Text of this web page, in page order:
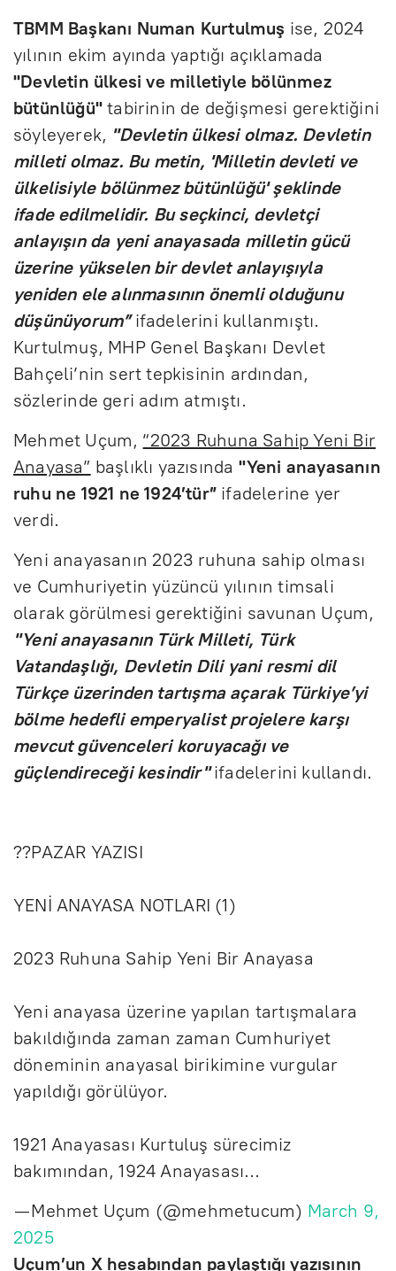
TBMM Başkanı Numan Kurtulmuş ise, 2024
yılının ekim ayında yaptığı açıklamada
"Devletin ülkesi ve milletiyle bölünmez
bütünlüğü" tabirinin de değişmesi gerektiğini
söyleyerek, "Devletin ülkesi olmaz. Devletin
milleti olmaz. Bu metin, 'Milletin devleti ve
ülkelisiyle bölünmez bütünlüğü' şeklinde
ifade edilmelidir. Bu seçkinci, devletçi
anlayışın da yeni anayasada milletin gücü
üzerine yükselen bir devlet anlayışıyla
yeniden ele alınmasının önemli olduğunu
düşünüyorum”ifadelerini kullanmıştı.
Kurtulmuş, MHP Genel Başkanı Devlet
Bahçeli’nin sert tepkisinin ardından,
sözlerinde geri adım atmıştı.
Mehmet Uçum, “2023 Ruhuna Sahip Yeni Bir
Anayasa” başlıklı yazısında "Yeni anayasanın
ruhu ne 1921 ne 1924’tür” ifadelerine yer
verdi.
Yeni anayasanın 2023 ruhuna sahip olması
ve Cumhuriyetin yüzüncü yılının timsali
olarak görülmesi gerektiğini savunan Uçum,
"Yeni anayasanın Türk Milleti, Türk
Vatandaşlığı, Devletin Dili yani resmi dil
Türkçe üzerinden tartışma açarak Türkiye’yi
bölme hedefli emperyalist projelere karşı
mevcut güvenceleri koruyacağı ve
güçlendireceği kesindir"ifadelerini kullandı.
??PAZAR YAZISI
YENİ ANAYASA NOTLARI (1)
2023 Ruhuna Sahip Yeni Bir Anayasa
Yeni anayasa üzerine yapılan tartışmalara
bakıldığında zaman zaman Cumhuriyet
döneminin anayasal birikimine vurgular
yapıldığı görülüyor.
1921 Anayasası Kurtuluş sürecimiz
bakımından, 1924 Anayasası…
— Mehmet Uçum (@mehmetucum) March 9,
2025
Uçum’un X hesabından paylaştığı yazısının